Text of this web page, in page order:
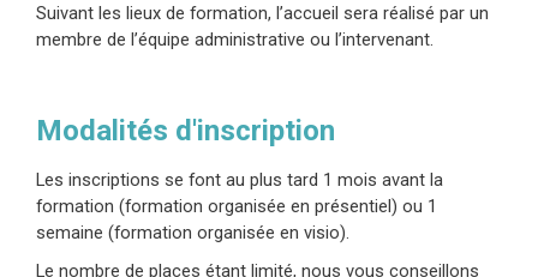
Suivant les lieux de formation, l’accueil sera réalisé par un
membre de l’équipe administrative ou l’intervenant.
Modalités d'inscription
Les inscriptions se font au plus tard 1 mois avant la
formation (formation organisée en présentiel) ou 1
semaine (formation organisée en visio).
Le nombre de places étant limité, nous vous conseillons